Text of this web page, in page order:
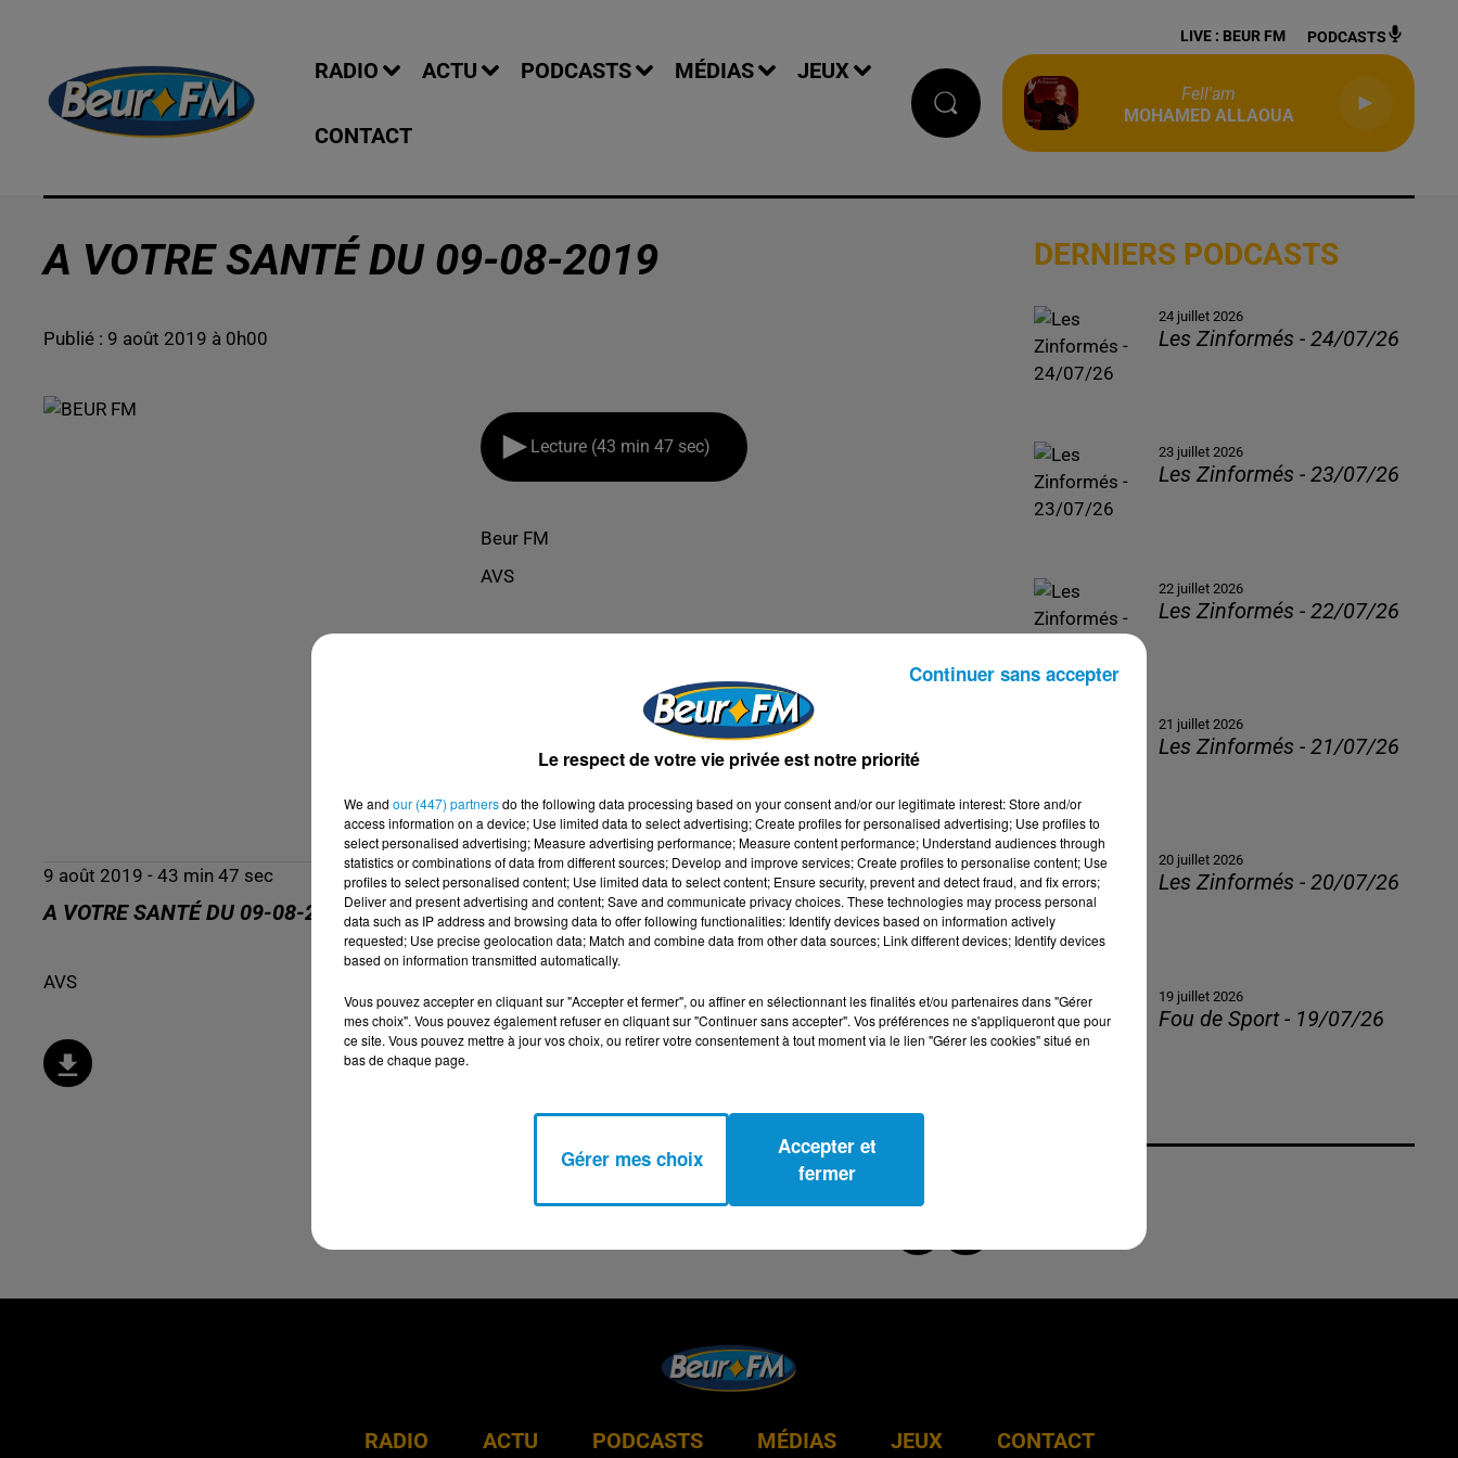
RADIO ACTU PODCASTS MÉDIAS JEUX
CONTACT
LIVE : BEUR FM PODCASTS
Fell'am
MOHAMED ALLAOUA
A VOTRE SANTÉ DU 09-08-2019
Publié : 9 août 2019 à 0h00
Lecture (43 min 47 sec)
Beur FM
AVS
9 août 2019 - 43 min 47 sec
A VOTRE SANTÉ DU 09-08-2019
AVS
DERNIERS PODCASTS
24 juillet 2026
Les Zinformés - 24/07/26
23 juillet 2026
Les Zinformés - 23/07/26
22 juillet 2026
Les Zinformés - 22/07/26
21 juillet 2026
Les Zinformés - 21/07/26
20 juillet 2026
Les Zinformés - 20/07/26
19 juillet 2026
Fou de Sport - 19/07/26
RADIO ACTU PODCASTS MÉDIAS JEUX CONTACT
Le respect de votre vie privée est notre priorité
We and our (447) partnersdo the following data processing based on your consent and/or our legitimate interest: Store and/or
access information on a device; Use limited data to select advertising; Create profiles for personalised advertising; Use profiles to
select personalised advertising; Measure advertising performance; Measure content performance; Understand audiences through
statistics or combinations of data from different sources; Develop and improve services; Create profiles to personalise content; Use
profiles to select personalised content; Use limited data to select content; Ensure security, prevent and detect fraud, and fix errors;
Deliver and present advertising and content; Save and communicate privacy choices. These technologies may process personal
data such as IP address and browsing data to offer following functionalities: Identify devices based on information actively
requested; Use precise geolocation data; Match and combine data from other data sources; Link different devices; Identify devices
based on information transmitted automatically.
Vous pouvez accepter en cliquant sur "Accepter et fermer", ou affiner en sélectionnant les finalités et/ou partenaires dans "Gérer
mes choix". Vous pouvez également refuser en cliquant sur "Continuer sans accepter". Vos préférences ne s'appliqueront que pour
ce site. Vous pouvez mettre à jour vos choix, ou retirer votre consentement à tout moment via le lien "Gérer les cookies" situé en
bas de chaque page.
Gérer mes choix
Accepter et
fermer
Continuer sans accepter